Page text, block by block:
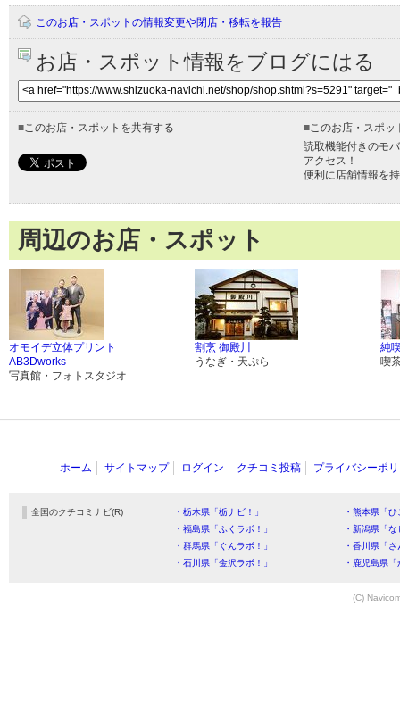
このお店・スポットの情報変更や閉店・移転を報告
お店・スポット情報をブログにはる
■ このお店・スポットを共有する ■ このお店・スポ
読取機能付きのモ
アクセス！
便利に店舗情報を
周辺のお店・スポット
オモイデ立体プリント
AB3Dworks
写真館・フォトスタジオ
割烹 御殿川
うなぎ・天ぷら
純
喫
ホーム サイトマップ ログイン クチコミ投稿 プライバシーポ
全国のクチコミナビ(R) ・栃木県「栃ナビ！」
・熊本県「
・福島県「ふくラボ！」
・新潟県「
・群馬県「ぐんラボ！」
・香川県「
・石川県「金沢ラボ！」
・鹿児島県
(C)